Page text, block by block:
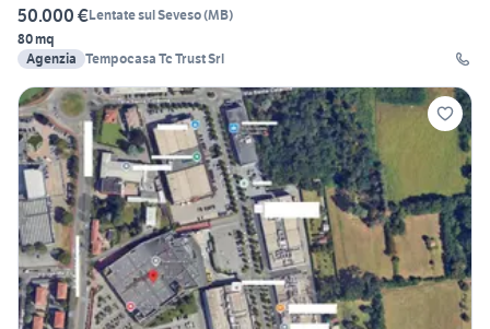
50.000 €Lentate sul Seveso(MB)
80 mq
Agenzia Tempocasa Tc Trust Srl